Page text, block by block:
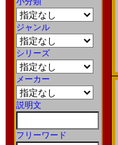
ジャンル
シリーズ
メーカー
説明文
フリーワード